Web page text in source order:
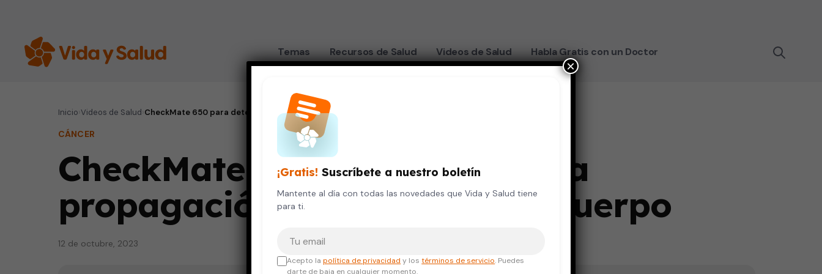
Temas Recursos de Salud Videos de Salud Habla Gratis con un Doctor
Inicio Videos de Salud CheckMate 650 para detener la propagación de cáncer en el cuerpo
CÁNCER
CheckMate 650 para detener la
propagación de cáncer en el cuerpo
12 de octubre, 2023
¡Gratis! Suscríbete a nuestro boletín
Mantente al día con todas las novedades que Vida y Salud tiene
para ti.
Acepto lapolítica de privacidad y lostérminos de servicio. Puedes
darte de baja en cualquier momento.
×